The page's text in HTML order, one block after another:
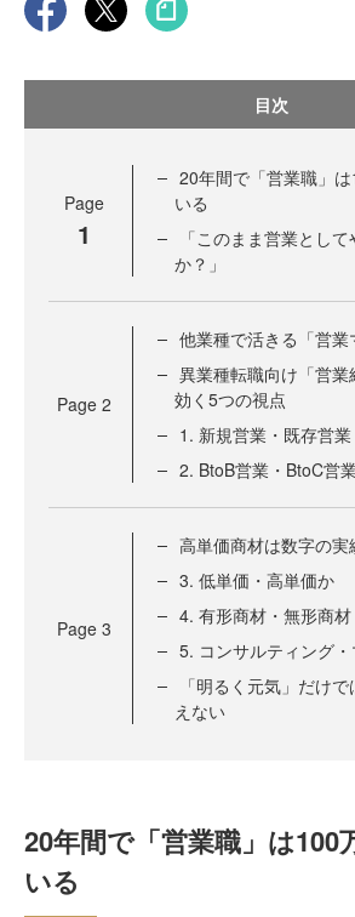
目次
Page
1
20年間で「営業職」
いる
「このまま営業とし
か？」
Page 2
他業種で活きる「営業
異業種転職向け「営
効く5つの視点
1. 新規営業・既存営業
2. BtoB営業・BtoC営
Page 3
高単価商材は数字の実
3. 低単価・高単価か
4. 有形商材・無形商材
5. コンサルティング
「明るく元気」だけ
えない
20年間で「営業職」は100
いる